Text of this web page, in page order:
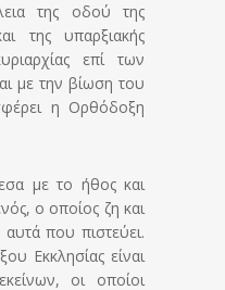
της οδού της
της υπαρξιακής
επί των
με την βίωση του
η Ορθόδοξη
με το ήθος και
ο οποίος ζη και
που πιστεύει.
Εκκλησίας είναι
οι οποίοι